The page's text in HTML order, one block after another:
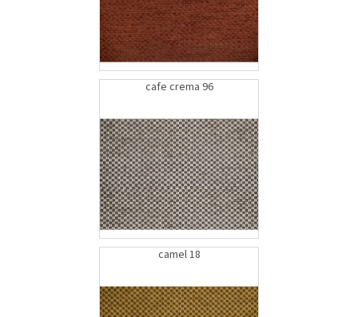
cafe crema 96
bEK
camel 18